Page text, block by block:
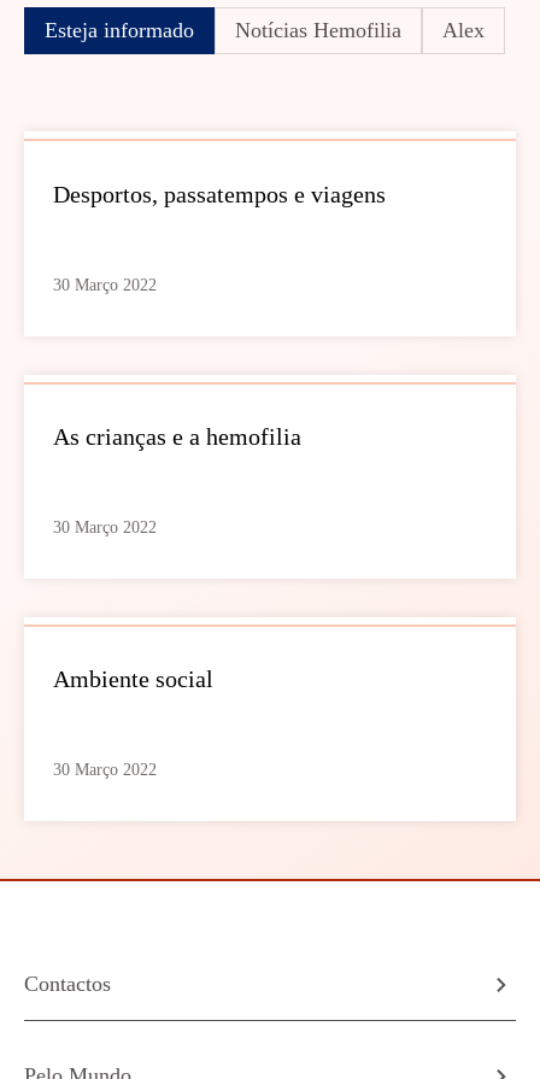
Esteja informado Notícias Hemofilia Alex
Desportos, passatempos e viagens
30 Março 2022
As crianças e a hemofilia
30 Março 2022
Ambiente social
30 Março 2022
Contactos